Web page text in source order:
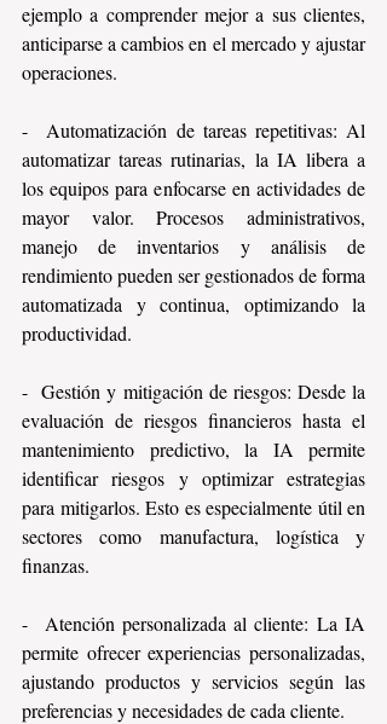
ejemplo a comprender mejor a sus clientes,
anticiparse a cambios en el mercado y ajustar
operaciones.
-  Automatización de tareas repetitivas: Al
automatizar tareas rutinarias, la IA libera a
los equipos para enfocarse en actividades de
mayor valor. Procesos administrativos,
manejo de inventarios y análisis de
rendimiento pueden ser gestionados de forma
automatizada y continua, optimizando la
productividad.
-  Gestión y mitigación de riesgos: Desde la
evaluación de riesgos financieros hasta el
mantenimiento predictivo, la IA permite
identificar riesgos y optimizar estrategias
para mitigarlos. Esto es especialmente útil en
sectores como manufactura, logística y
finanzas.
-  Atención personalizada al cliente: La IA
permite ofrecer experiencias personalizadas,
ajustando productos y servicios según las
preferencias y necesidades de cada cliente.